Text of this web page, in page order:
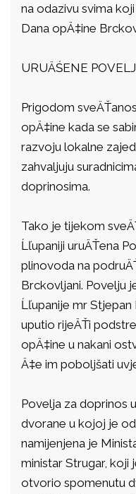
na odazivu svima
Dana opÄ‡ine
URUÄŚENE
Prigodom
opÄ‡ine kada se
razvoju lokalne
zahvaljuju
doprinosima.
Tako je tijekom
Ĺľupaniji uruÄŤena
plinovoda na
Brckovljani. Povelju
Ĺľupanije mr Stjepan
uputio rijeÄŤi
opÄ‡ine u nakani
Ä‡e im poboljšati
Povelja za doprinos
dvorane u kojoj je
namijenjena je
ministar Strugar, koji
otvorio spomenutu